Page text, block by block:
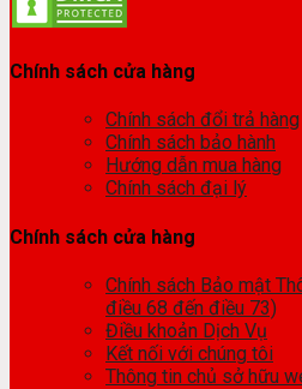
Chính sách cửa hàng
Chính sách đổi trả hàng
Chính sách bảo hành
Hướng dẫn mua hàng
Chính sách đại lý
Chính sách cửa hàng
Chính sách Bảo mật
điều 68 đến điều 73)
Điều khoản Dịch Vụ
Kết nối với chúng tôi
Thông tin chủ sở hữu